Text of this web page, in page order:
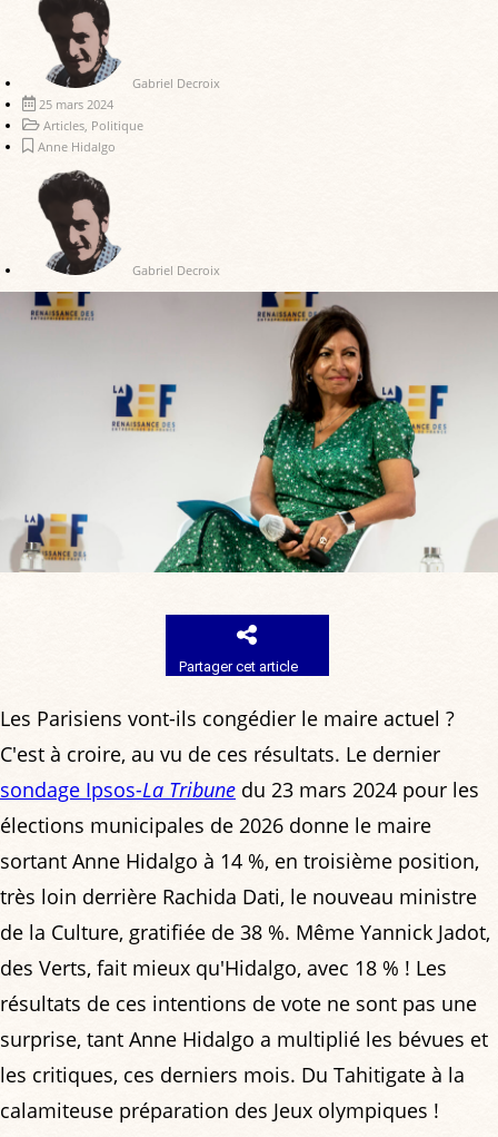
Gabriel Decroix
25 mars 2024
Articles, Politique
Anne Hidalgo
Gabriel Decroix
Partager cet article
Les Parisiens vont-ils congédier le maire actuel ?
C'est à croire, au vu de ces résultats. Le dernier
sondage Ipsos-La Tribune du 23 mars 2024 pour les
élections municipales de 2026 donne le maire
sortant Anne Hidalgo à 14 %, en troisième position,
très loin derrière Rachida Dati, le nouveau ministre
de la Culture, gratifiée de 38 %. Même Yannick Jadot,
des Verts, fait mieux qu'Hidalgo, avec 18 % ! Les
résultats de ces intentions de vote ne sont pas une
surprise, tant Anne Hidalgo a multiplié les bévues et
les critiques, ces derniers mois. Du Tahitigate à la
calamiteuse préparation des Jeux olympiques !